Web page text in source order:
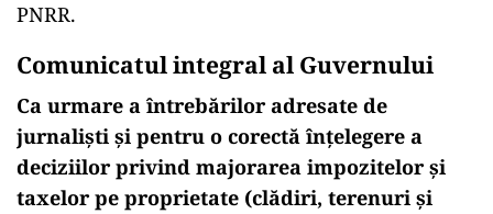
PNRR.
Comunicatul integral al Guvernului
Ca urmare a întrebărilor adresate de
jurnaliști și pentru o corectă înțelegere a
deciziilor privind majorarea impozitelor și
taxelor pe proprietate (clădiri, terenuri și